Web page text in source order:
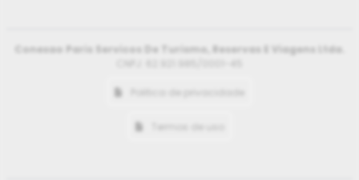
Conexao Paris Servicos De Turismo, Reservas E Viagens Ltda.
Termos de uso